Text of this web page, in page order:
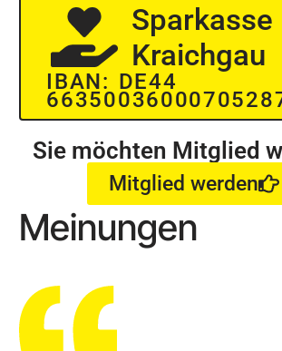
Sparkasse
Kraichgau
IBAN: DE44
Sie möchten Mitglied
Mitglied werden
Meinungen
FREIE WÄHLER BRUCHSAL
Tatjana Grath
Wir dürfen nicht warten,
andere die Strukturen
schaffen, wir müssen
Isabella G.